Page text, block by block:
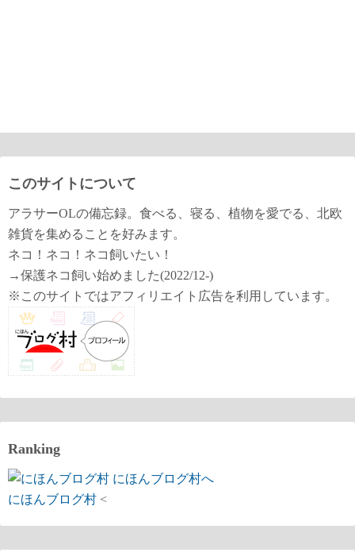
このサイトについて
アラサーOLの備忘録。食べる、寝る、植物を愛でる、北欧
雑貨を集めることを好みます。
ネコ！ネコ！ネコ飼いたい！
→保護ネコ飼い始めました(2022/12-)
※このサイトではアフィリエイト広告を利用しています。
Ranking
にほんブログ村 <